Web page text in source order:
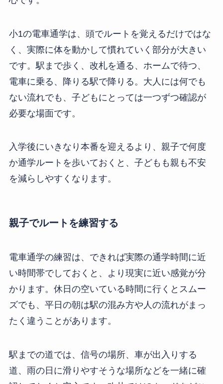
小1の電車通学は、頭でルートを覚えるだけではな
く、実際に体を動かして慣れていく部分が大きい
です。駅まで歩く、改札を通る、ホームで待つ、
電車に乗る、降りる駅で降りる。大人には何でも
ない流れでも、子どもにとっては一つずつ確認が
必要な場面です。
入学後にいきなり本番を迎えるより、親子で何度
か通学ルートを歩いておくと、子どもも親も不安
を減らしやすくなります。
親子でルートを練習する
電車通学の練習は、できれば実際の通学時間に近
い時間帯でしておくと、より現実に近い感覚が分
かります。休日の空いている時間に行くとスムー
ズでも、平日の朝は駅の混み方や人の流れがまっ
たく違うことがあります。
駅までの道では、信号の場所、車が出入りする
道、雨の日に滑りやすそうな場所などを一緒に確